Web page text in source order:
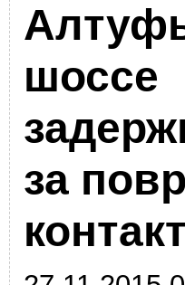
шоссе
за